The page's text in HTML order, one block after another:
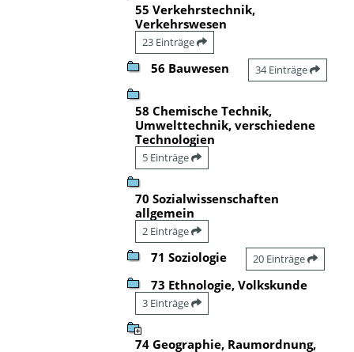
55 Verkehrstechnik,
Verkehrswesen
23 Einträge
56 Bauwesen 34 Einträge
58 Chemische Technik,
Umwelttechnik, verschiedene
Technologien
5 Einträge
70 Sozialwissenschaften
allgemein
2 Einträge
71 Soziologie 20 Einträge
73 Ethnologie, Volkskunde
3 Einträge
74 Geographie, Raumordnung,